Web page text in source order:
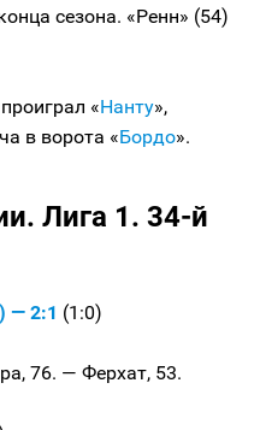
сезона. «Ренн» (54)
«Нанту»,
в ворота «Бордо».
Лига 1. 34-й
— 2:1 (1:0)
76. — Ферхат, 53.